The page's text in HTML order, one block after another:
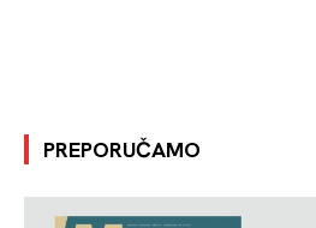
PREPORUČAMO